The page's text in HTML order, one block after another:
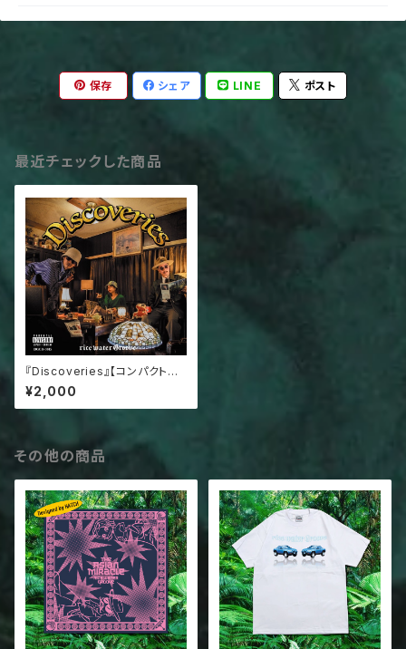
保存 シェア LINE ポスト
最近チェックした商品
『Discoveries』【コンパクトデ
ィスク】
¥2,000
その他の商品